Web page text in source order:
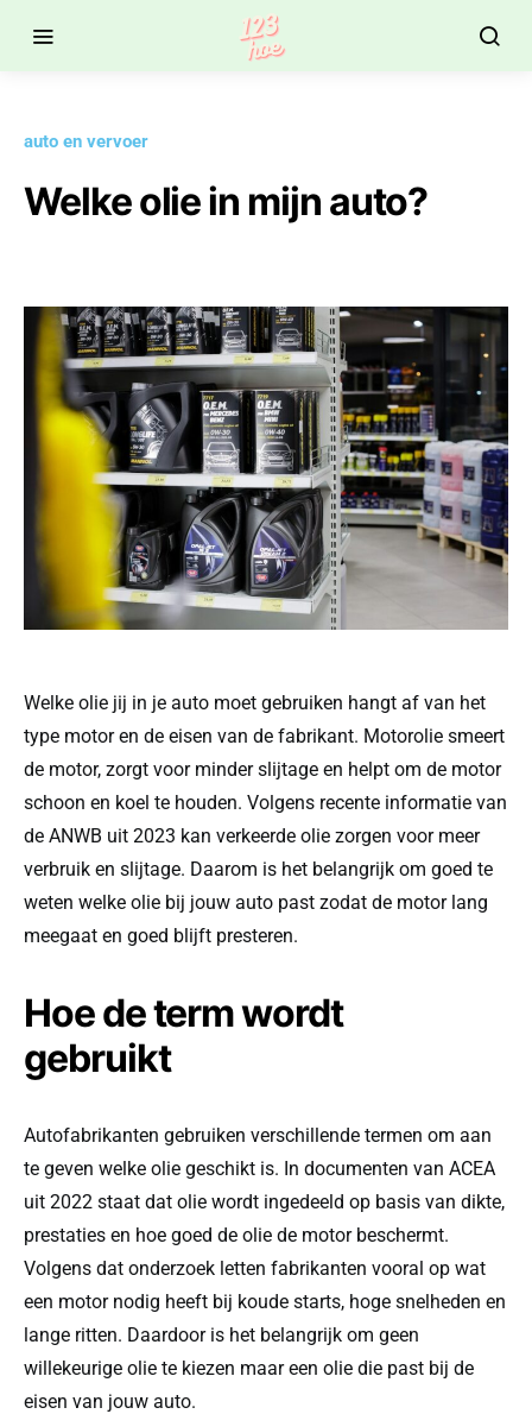
auto en vervoer
Welke olie in mijn auto?
Welke olie jij in je auto moet gebruiken hangt af van het
type motor en de eisen van de fabrikant. Motorolie smeert
de motor, zorgt voor minder slijtage en helpt om de motor
schoon en koel te houden. Volgens recente informatie van
de ANWB uit 2023 kan verkeerde olie zorgen voor meer
verbruik en slijtage. Daarom is het belangrijk om goed te
weten welke olie bij jouw auto past zodat de motor lang
meegaat en goed blijft presteren.
Hoe de term wordt
gebruikt
Autofabrikanten gebruiken verschillende termen om aan
te geven welke olie geschikt is. In documenten van ACEA
uit 2022 staat dat olie wordt ingedeeld op basis van dikte,
prestaties en hoe goed de olie de motor beschermt.
Volgens dat onderzoek letten fabrikanten vooral op wat
een motor nodig heeft bij koude starts, hoge snelheden en
lange ritten. Daardoor is het belangrijk om geen
willekeurige olie te kiezen maar een olie die past bij de
eisen van jouw auto.